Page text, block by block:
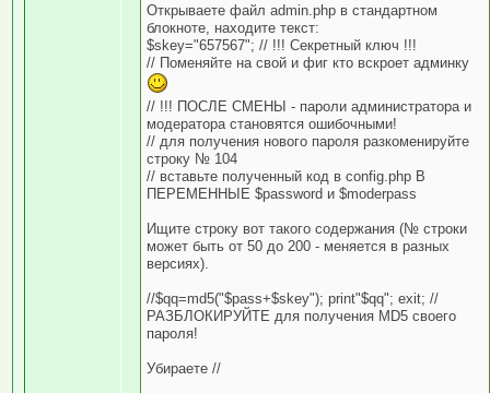
Открываете файл admin.php в стандартном
блокноте, находите текст:
$skey="657567"; // !!! Секретный ключ !!!
// Поменяйте на свой и фиг кто вскроет админку
// !!! ПОСЛЕ СМЕНЫ - пароли администратора и
модератора становятся ошибочными!
// для получения нового пароля разкоменируйте
строку № 104
// вставьте полученный код в config.php В
ПЕРЕМЕННЫЕ $password и $moderpass
Ищите строку вот такого содержания (№ строки
может быть от 50 до 200 - меняется в разных
версиях).
//$qq=md5("$pass+$skey"); print"$qq"; exit; //
РАЗБЛОКИРУЙТЕ для получения MD5 своего
пароля!
Убираете //